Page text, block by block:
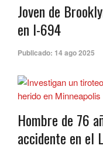
Joven de
en I-694
Publicado: 14 ago 2025
Hombre de 76
accidente en el